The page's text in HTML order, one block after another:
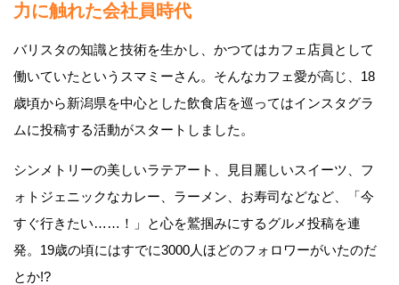
力に触れた会社員時代
バリスタの知識と技術を生かし、かつてはカフェ店員として
働いていたというスマミーさん。そんなカフェ愛が高じ、18
歳頃から新潟県を中心とした飲食店を巡ってはインスタグラ
ムに投稿する活動がスタートしました。
シンメトリーの美しいラテアート、見目麗しいスイーツ、フ
ォトジェニックなカレー、ラーメン、お寿司などなど、「今
すぐ行きたい……！」と心を鷲掴みにするグルメ投稿を連
発。19歳の頃にはすでに3000人ほどのフォロワーがいたのだ
とか!?